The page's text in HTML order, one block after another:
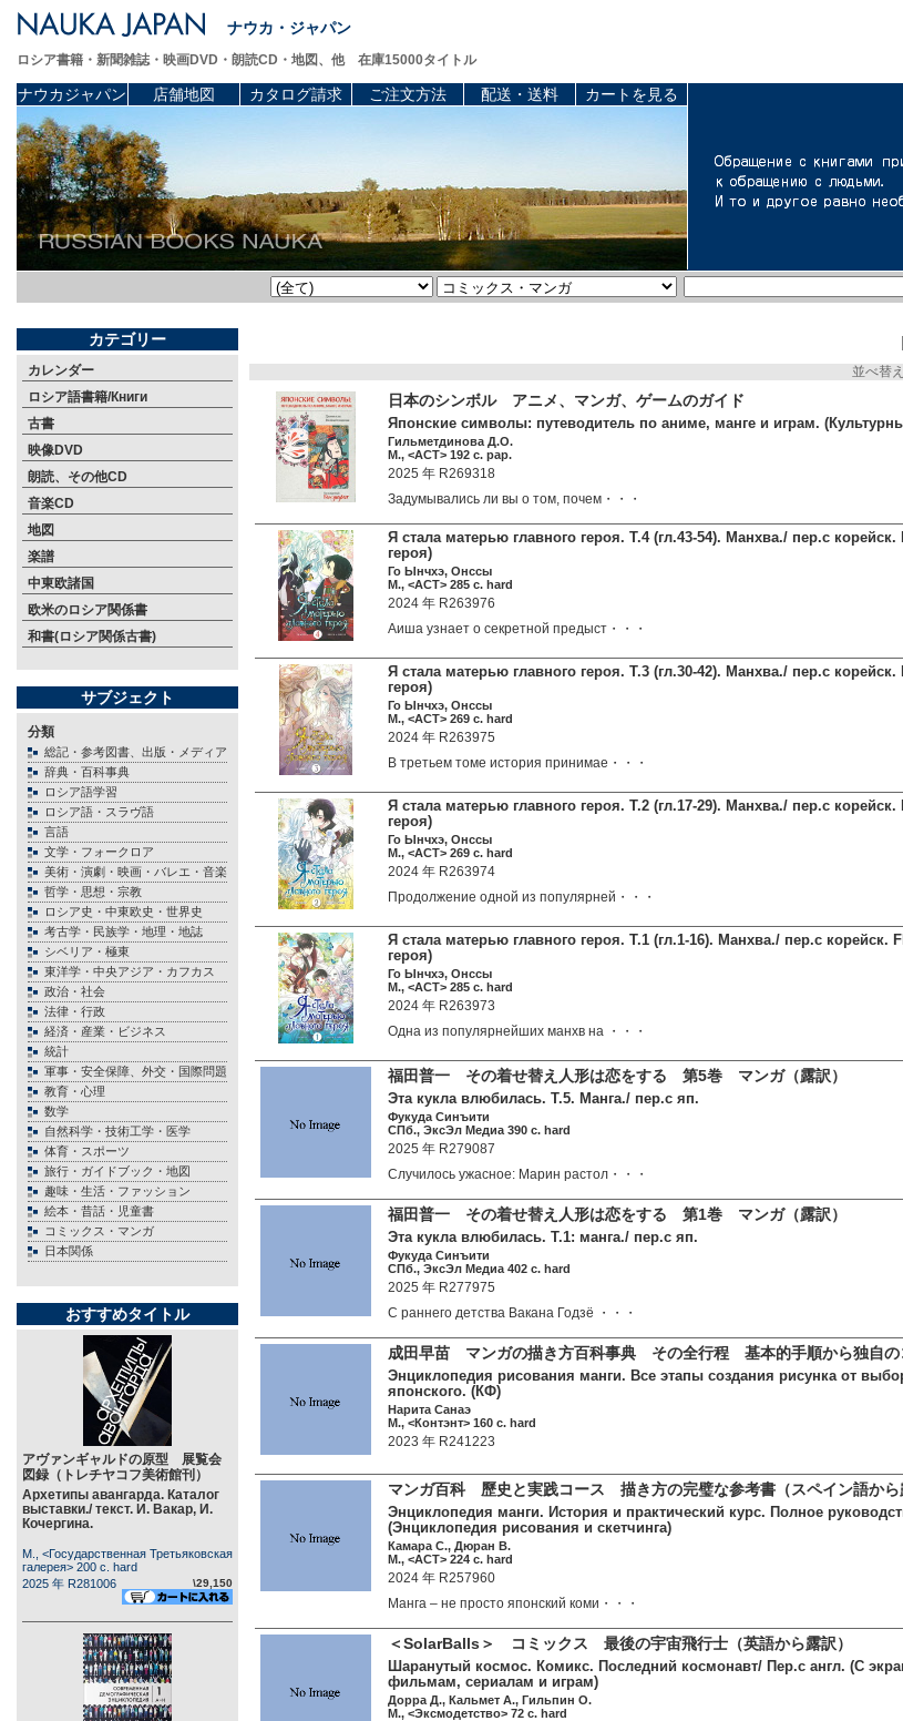
ナウカ・ジャパン
ロシア書籍・新聞雑誌・映画DVD・朗読CD・地図、他 在庫15000タイトル
ナウカジャパン 店舗地図 カタログ請求 ご注文方法 配送・送料 カートを見る
カテゴリー
カレンダー
ロシア語書籍/Книги
古書
映像DVD
朗読、その他CD
音楽CD
地図
楽譜
中東欧諸国
欧米のロシア関係書
和書(ロシア関係古書)
サブジェクト
分類
総記・参考図書、出版・メディア
辞典・百科事典
ロシア語学習
ロシア語・スラヴ語
言語
文学・フォークロア
美術・演劇・映画・バレエ・音楽
哲学・思想・宗教
ロシア史・中東欧史・世界史
考古学・民族学・地理・地誌
シベリア・極東
東洋学・中央アジア・カフカス
政治・社会
法律・行政
経済・産業・ビジネス
統計
軍事・安全保障、外交・国際問題
教育・心理
数学
自然科学・技術工学・医学
体育・スポーツ
旅行・ガイドブック・地図
趣味・生活・ファッション
絵本・昔話・児童書
コミックス・マンガ
日本関係
おすすめタイトル
アヴァンギャルドの原型 展覧会
図録（トレチヤコフ美術館刊）
Архетипы авангарда. Каталог
выставки./ текст. И. Вакар, И.
Кочергина.
М., <Государственная Третьяковская
галерея> 200 c. hard
2025 年 R281006
\29,150
並べ
日本のシンボル アニメ、マンガ、ゲームのガイド
Японские символы: путеводитель по аниме, манге и играм.
Гильметдинова Д.О.
М., <АСТ> 192 c. pap.
2025 年 R269318
Задумывались ли вы о том, почем・・・
Я стала матерью главного героя. Т.4 (гл.43-54). Манхва./ пер.с
героя)
Го Ынчхэ, Онссы
М., <АСТ> 285 c. hard
2024 年 R263976
Аиша узнает о секретной предыст・・・
Я стала матерью главного героя. Т.3 (гл.30-42). Манхва./ пер.с
героя)
Го Ынчхэ, Онссы
М., <АСТ> 269 c. hard
2024 年 R263975
В третьем томе история принимае・・・
Я стала матерью главного героя. Т.2 (гл.17-29). Манхва./ пер.с
героя)
Го Ынчхэ, Онссы
М., <АСТ> 269 c. hard
2024 年 R263974
Продолжение одной из популярней・・・
Я стала матерью главного героя. Т.1 (гл.1-16). Манхва./ пер.с
героя)
Го Ынчхэ, Онссы
М., <АСТ> 285 c. hard
2024 年 R263973
Одна из популярнейших манхв на ・・・
福田普一 その着せ替え人形は恋をする 第5巻 マンガ（露訳）
Эта кукла влюбилась. Т.5. Манга./ пер.с яп.
Фукуда Синъити
СПб., ЭксЭл Медиа 390 c. hard
2025 年 R279087
Случилось ужасное: Марин растол・・・
福田普一 その着せ替え人形は恋をする 第1巻 マンガ（露訳）
Эта кукла влюбилась. Т.1: манга./ пер.с яп.
Фукуда Синъити
СПб., ЭксЭл Медиа 402 c. hard
2025 年 R277975
С раннего детства Вакана Годзё ・・・
成田早苗 マンガの描き方百科事典 その全行程 基本的手順から独自の
Энциклопедия рисования манги. Все этапы создания рисунка от
японского. (КФ)
Нарита Санаэ
М., <Контэнт> 160 c. hard
2023 年 R241223
マンガ百科 歷史と実践コース 描き方の完璧な参考書（スペイン語から
Энциклопедия манги. История и практический курс. Полное
(Энциклопедия рисования и скетчинга)
Камара С., Дюран В.
М., <АСТ> 224 c. hard
2024 年 R257960
Манга – не просто японский коми・・・
＜SolarBalls＞ コミックス 最後の宇宙飛行士（英語から露訳）
Шаранутый космос. Комикс. Последний космонавт/ Пер.с англ. (С
фильмам, сериалам и играм)
Дорра Д., Кальмет А., Гильпин О.
М., <Эксмодетство> 72 c. hard